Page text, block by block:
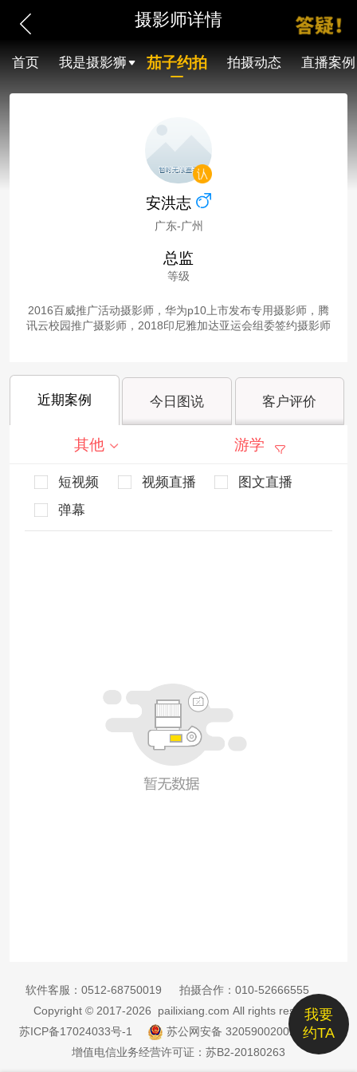
摄影师详情
首页 我是摄影狮 茄子约拍 拍摄动态 直播案例
安洪志
广东-广州
总监
等级
2016百威推广活动摄影师，华为p10上市发布专用摄影师，腾
讯云校园推广摄影师，2018印尼雅加达亚运会组委签约摄影师
近期案例 今日图说 客户评价
其他 游学
短视频 视频直播
图文直播
弹幕
我要
约TA
软件客服： 0512-68750019 拍摄合作： 010-52666555
Copyright © 2017-2026 pailixiang.com All rights reserved
苏ICP备17024033号-1
苏公网安备 32059002002885号
增值电信业务经营许可证：苏B2-20180263